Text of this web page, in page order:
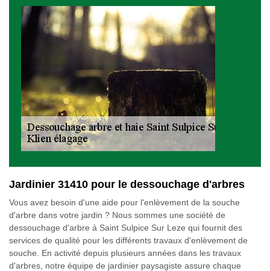
Jardinier 31410 pour le dessouchage d'arbres
Vous avez besoin d'une aide pour l'enlèvement de la souche
d'arbre dans votre jardin ? Nous sommes une société de
dessouchage d'arbre à Saint Sulpice Sur Leze qui fournit des
services de qualité pour les différents travaux d'enlèvement de
souche. En activité depuis plusieurs années dans les travaux
d'arbres, notre équipe de jardinier paysagiste assure chaque